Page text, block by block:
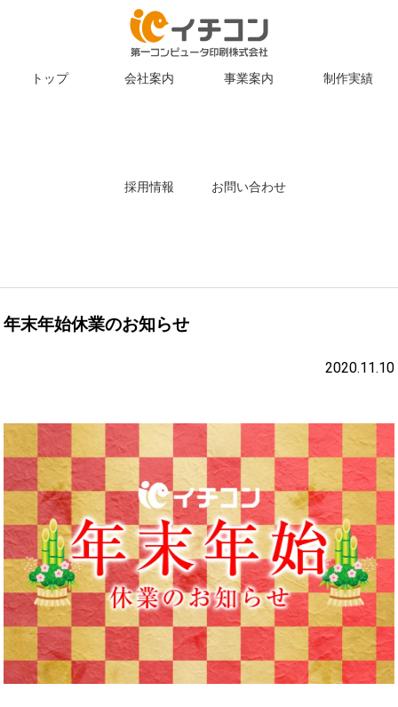
トップ 会社案内 事業案内 制作実績
採用情報 お問い合わせ
年末年始休業のお知らせ
2020.11.10